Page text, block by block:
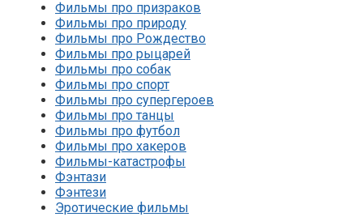
Фильмы про призраков
Фильмы про природу
Фильмы про Рождество
Фильмы про рыцарей
Фильмы про собак
Фильмы про спорт
Фильмы про супергероев
Фильмы про танцы
Фильмы про футбол
Фильмы про хакеров
Фильмы-катастрофы
Фэнтази
Фэнтези
Эротические фильмы